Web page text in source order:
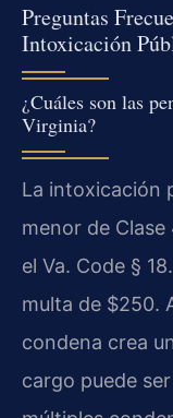
Preguntas
Intoxicación
¿Cuáles son las
Virginia?
La intoxicación
menor de
el Va. Code §
multa de $250.
condena crea
cargo puede